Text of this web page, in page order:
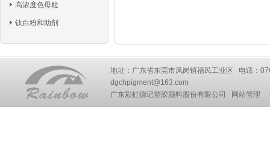
高浓度色母粒
钛白粉和助剂
地址：广东省东莞市凤岗镇福民工业区 电话：
dgchpigment@163.com
广东彩虹德记塑胶颜料股份有限公司
网站管理